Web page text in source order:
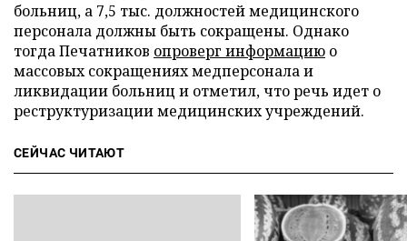
больниц, а 7,5 тыс. должностей медицинского
персонала должны быть сокращены. Однако
тогда Печатников опроверг информацию о
массовых сокращениях медперсонала и
ликвидации больниц и отметил, что речь идет о
реструктуризации медицинских учреждений.
СЕЙЧАС ЧИТАЮТ